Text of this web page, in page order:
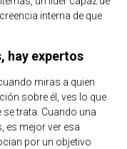
interna de que
hay expertos
miras a quien
sobre él, ves lo que
se trata. Cuando una
es mejor ver esa
por un objetivo